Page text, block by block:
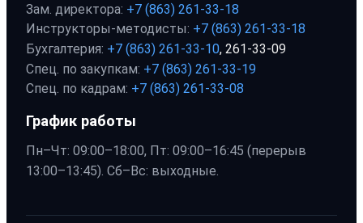
Зам. директора: +7 (863) 261-33-18
Инструкторы-методисты: +7 (863) 261-33-18
Бухгалтерия: +7 (863) 261-33-10, 261-33-09
Спец. по закупкам: +7 (863) 261-33-19
Спец. по кадрам: +7 (863) 261-33-08
График работы
Пн–Чт: 09:00–18:00, Пт: 09:00–16:45 (перерыв
13:00–13:45). Сб–Вс: выходные.